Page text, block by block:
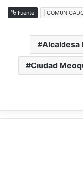
Fuente |
Alcaldesa
Ciudad